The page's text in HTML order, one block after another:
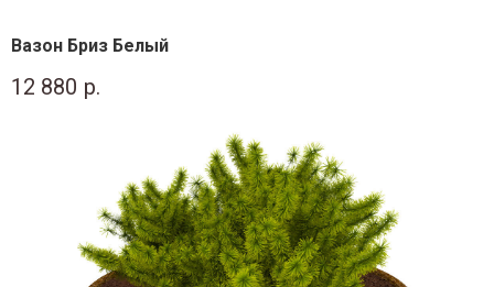
Вазон Бриз Белый
12 880 р.